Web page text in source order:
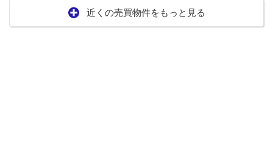
近くの売買物件をもっと見る